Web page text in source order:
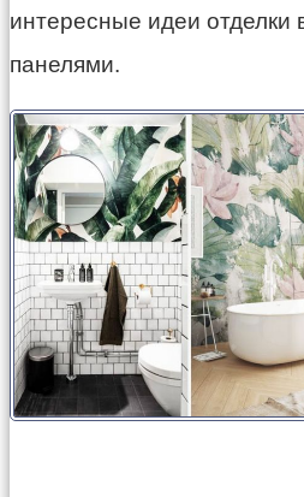
интересные идеи отделки
панелями.